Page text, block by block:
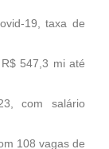
19, taxa de
547,3 mi até
com salário
108 vagas de